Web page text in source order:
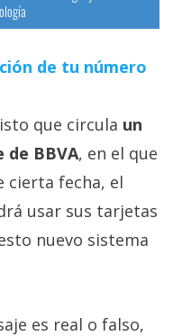
de tu número
que circula un
de BBVA, en el que
cierta fecha, el
usar sus tarjetas
nuevo sistema
es real o falso,